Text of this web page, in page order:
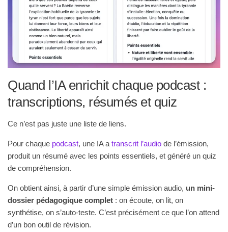
Quand l’IA enrichit chaque podcast :
transcriptions, résumés et quiz
Ce n’est pas juste une liste de liens.
Pour chaque podcast, une IA a transcrit l’audio de l’émission,
produit un résumé avec les points essentiels, et généré un quiz
de compréhension.
On obtient ainsi, à partir d’une simple émission audio, un mini-
dossier pédagogique complet : on écoute, on lit, on
synthétise, on s’auto-teste. C’est précisément ce que l’on attend
d’un bon outil de révision.